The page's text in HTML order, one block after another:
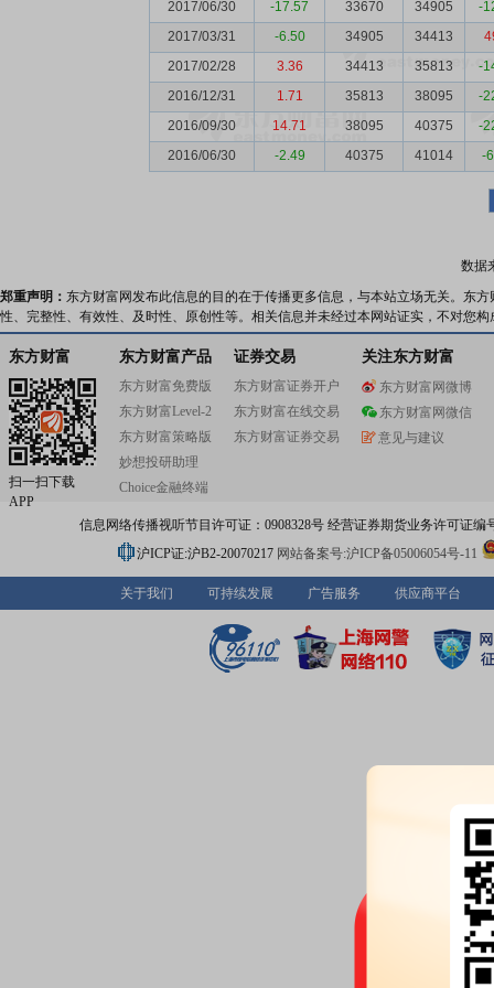
2017/06/30
-17.57 33670 34905
-
2017/03/31
-6.50 34905 34413
2017/02/28
3.36 34413 35813
-
2016/12/31
1.71 35813 38095
-
2016/09/30
14.71 38095 40375
-
2016/06/30
-2.49 40375 41014 -
数据
郑重声明： 东方财富网发布此信息的目的在于传播更多信息，与本站立场无关。东
性、完整性、有效性、及时性、原创性等。相关信息并未经过本网站证实，不对您
东方财富
扫一扫下载
APP
东方财富产品
东方财富免费版
东方财富Level-2
东方财富策略版
妙想投研助理
Choice金融终端
证券交易
东方财富证券开户
东方财富在线交易
东方财富证券交易
关注东方财富
东方财富网微博
东方财富网微信
意见与建议
信息网络传播视听节目许可证：0908328号 经营证券期货业务许可证编
沪ICP证:沪B2-20070217 网站备案号:沪ICP备05006054号-11
关于我们 可持续发展 广告服务 供应商平台